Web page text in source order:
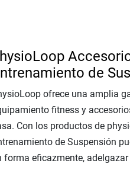
de
ofrece una amplia
fitness y
Con los productos de
de Suspensión
forma eficazmente,